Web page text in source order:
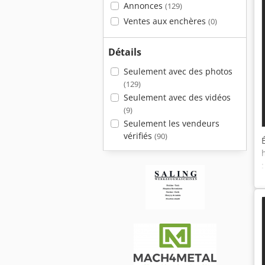
Annonces (129)
Ventes aux enchères (0)
Détails
Seulement avec des photos
(129)
Seulement avec des vidéos
(9)
Seulement les vendeurs
vérifiés (90)